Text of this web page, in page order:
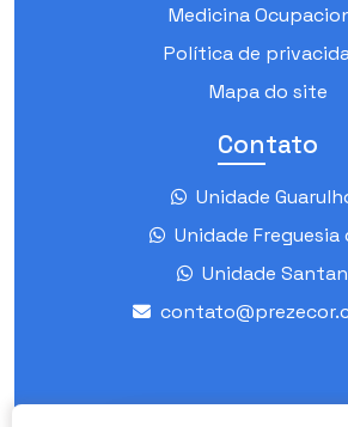
Medicina
Política de
Mapa do site
Contato
Unidade
Unidade Freguesia
Unidade